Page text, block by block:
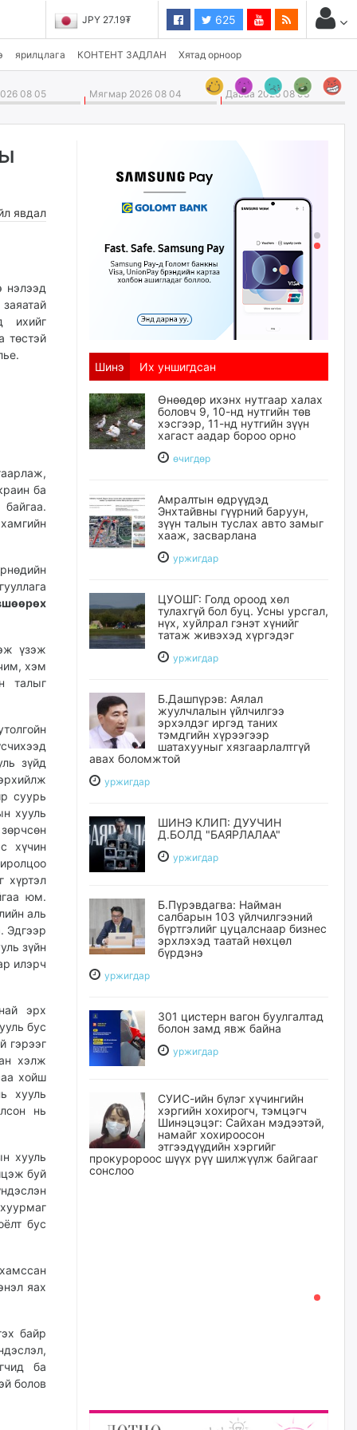
JPY 27.19₮ 625
ярилцлага КОНТЕНТ ЗАДЛАН Хятад орноор
08 05 Мягмар 2026 08 04 Даваа 2026 08 03
явдал
нэлээд
ихийг
төстэй
ба
үзэж
хэм
талыг
зүйд
суурь
хууль
хүчин
хүртэл
юм.
аль
Эдгээр
зүйн
илэрч
эрх
бус
гэрээг
хэлж
хойш
хууль
нь
хууль
буй
бус
яах
байр
ба
болов
Шинэ Их уншигдсан
Өнөөдөр ихэнх нутгаар халах
боловч 9, 10-нд нутгийн төв
хэсгээр, 11-нд нутгийн зүүн
хагаст аадар бороо орно
өчигдѳр
Амралтын өдрүүдэд
Энхтайвны гүүрний баруун,
зүүн талын туслах авто замыг
хааж, засварлана
уржигдар
ЦУОШГ: Голд ороод хөл
тулахгүй бол буц. Усны урсгал,
нүх, хуйлрал гэнэт хүнийг
татаж живэхэд хүргэдэг
уржигдар
Б.Дашпүрэв: Аялал
жуулчлалын үйлчилгээ
эрхэлдэг иргэд таних
тэмдгийн хүрээгээр
шатахууныг хязгаарлалтгүй
авах боломжтой
уржигдар
ШИНЭ КЛИП: ДУУЧИН
Д.БОЛД "БАЯРЛАЛАА"
уржигдар
Б.Пүрэвдагва: Найман
салбарын 103 үйлчилгээний
бүртгэлийг цуцалснаар бизнес
эрхлэхэд таатай нөхцөл
бүрдэнэ
уржигдар
301 цистерн вагон буулгалтад
болон замд явж байна
уржигдар
СУИС-ийн бүлэг хүчингийн
хэргийн хохирогч, тэмцэгч
Шинэцэцэг: Сайхан мэдээтэй,
намайг хохироосон
этгээдүүдийн хэргийг
прокуророос шүүх рүү шилжүүлж байгааг
сонслоо